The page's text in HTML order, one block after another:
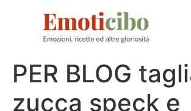
PER BLOG
zucca speck e